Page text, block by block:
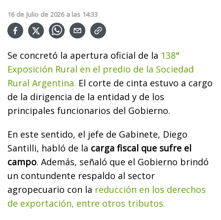
16 de Julio de 2026 a las 14:33
Se concretó la apertura oficial de la 138°
Exposición Rural en el predio de la Sociedad
Rural Argentina. El corte de cinta estuvo a cargo
de la dirigencia de la entidad y de los
principales funcionarios del Gobierno.
En este sentido, el jefe de Gabinete, Diego
Santilli, habló de la carga fiscal que sufre el
campo. Además, señaló que el Gobierno brindó
un contundente respaldo al sector
agropecuario con la reducción en los derechos
de exportación, entre otros tributos.